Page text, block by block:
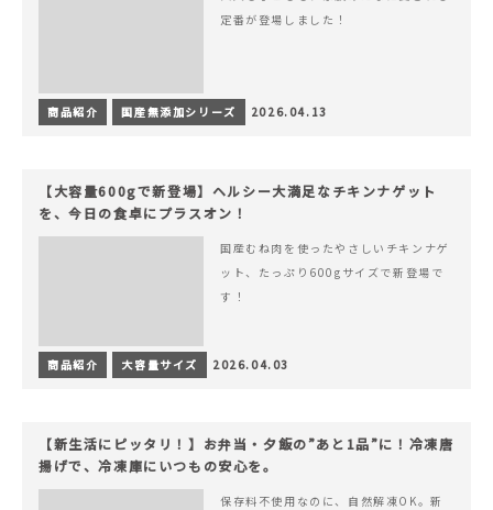
定番が登場しました！
商品紹介 国産無添加シリーズ 2026.04.13
【大容量600gで新登場】ヘルシー大満足なチキンナゲット
を、今日の食卓にプラスオン！
国産むね肉を使ったやさしいチキンナゲ
ット、たっぷり600gサイズで新登場で
す！
商品紹介 大容量サイズ 2026.04.03
【新生活にピッタリ！】お弁当・夕飯の”あと1品”に！冷凍唐
揚げで、冷凍庫にいつもの安心を。
保存料不使用なのに、自然解凍OK。新